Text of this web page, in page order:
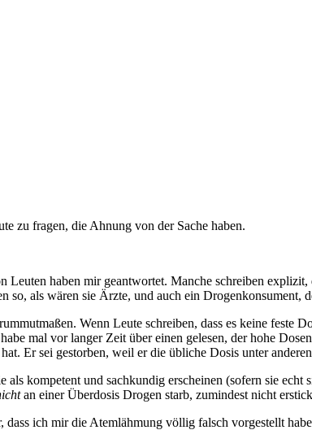
zu fragen, die Ahnung von der Sache haben.
Leuten haben mir geantwortet. Manche schreiben
so, als wären sie Ärzte, und auch ein Drogenkonsument,
Wenn Leute schreiben, dass es keine feste
mal vor langer Zeit über einen gelesen, der hohe
Er sei gestorben, weil er die übliche Dosis unter
als kompetent und sachkundig erscheinen (sofern sie
an einer Überdosis Drogen starb, zumindest nicht
dass ich mir die Atemlähmung völlig falsch vorgestellt